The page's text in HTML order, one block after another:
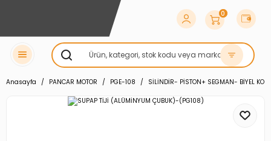
0
Anasayfa PANCAR MOTOR PGE-108 SİLİNDİR- PİSTON+ SEGMAN- BİYEL